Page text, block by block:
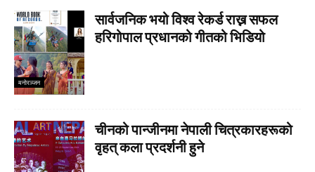
मनाेरञ्जन
सार्वजनिक भयो विश्व रेकर्ड राख्न सफल
हरिगोपाल प्रधानको गीतको भिडियो
चीनको पान्जीनमा नेपाली चित्रकारहरूको
वृहत् कला प्रदर्शनी हुने